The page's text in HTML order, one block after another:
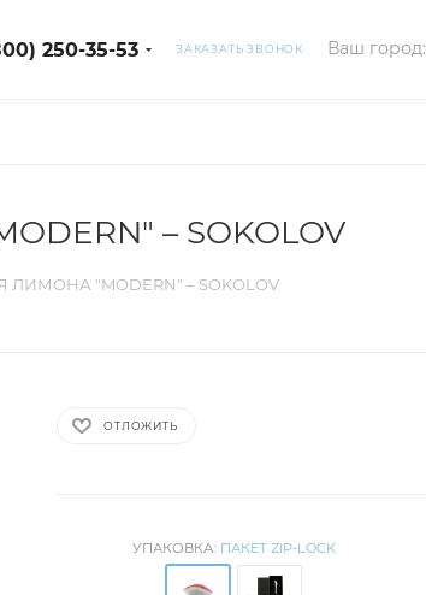
250-35-53 ЗАКАЗАТЬ ЗВОНОК Ваш город:
– SOKOLOV
"MODERN" – SOKOLOV
ОТЛОЖИТЬ
УПАКОВКА: ПАКЕТ ZIP-LOCK